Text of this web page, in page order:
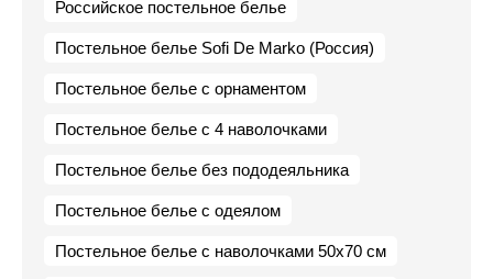
Российское постельное белье
Постельное белье Sofi De Marko (Россия)
Постельное белье с орнаментом
Постельное белье с 4 наволочками
Постельное белье без пододеяльника
Постельное белье с одеялом
Постельное белье с наволочками 50х70 см